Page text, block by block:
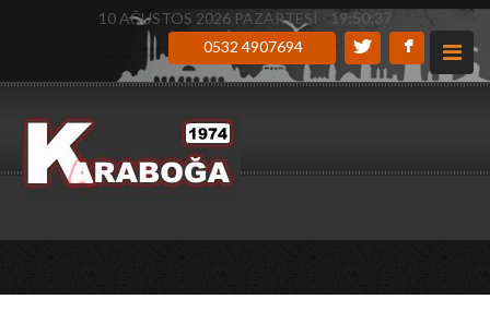
10 AĞUSTOS 2026 PAZARTESİ - 19:50:38
0532 4907694